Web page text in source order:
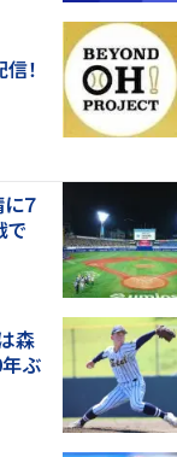
！
７
で
森
ぶ